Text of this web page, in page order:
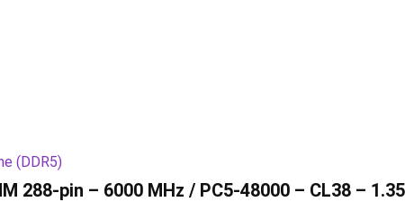
(DDR5)
288-pin – 6000 MHz / PC5-48000 – CL38 –